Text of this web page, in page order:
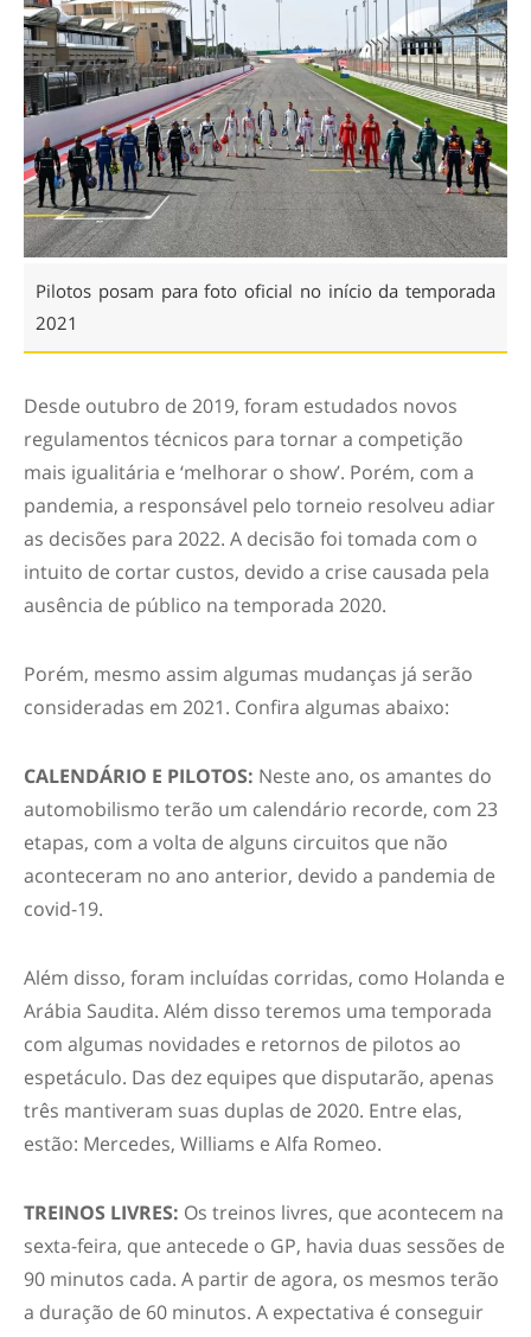
Pilotos posam para foto oficial no início da temporada
2021
Desde outubro de 2019, foram estudados novos
regulamentos técnicos para tornar a competição
mais igualitária e ‘melhorar o show’. Porém, com a
pandemia, a responsável pelo torneio resolveu adiar
as decisões para 2022. A decisão foi tomada com o
intuito de cortar custos, devido a crise causada pela
ausência de público na temporada 2020.
Porém, mesmo assim algumas mudanças já serão
consideradas em 2021. Confira algumas abaixo:
CALENDÁRIO E PILOTOS: Neste ano, os amantes do
automobilismo terão um calendário recorde, com 23
etapas, com a volta de alguns circuitos que não
aconteceram no ano anterior, devido a pandemia de
covid-19.
Além disso, foram incluídas corridas, como Holanda e
Arábia Saudita. Além disso teremos uma temporada
com algumas novidades e retornos de pilotos ao
espetáculo. Das dez equipes que disputarão, apenas
três mantiveram suas duplas de 2020. Entre elas,
estão: Mercedes, Williams e Alfa Romeo.
TREINOS LIVRES: Os treinos livres, que acontecem na
sexta-feira, que antecede o GP, havia duas sessões de
90 minutos cada. A partir de agora, os mesmos terão
a duração de 60 minutos. A expectativa é conseguir